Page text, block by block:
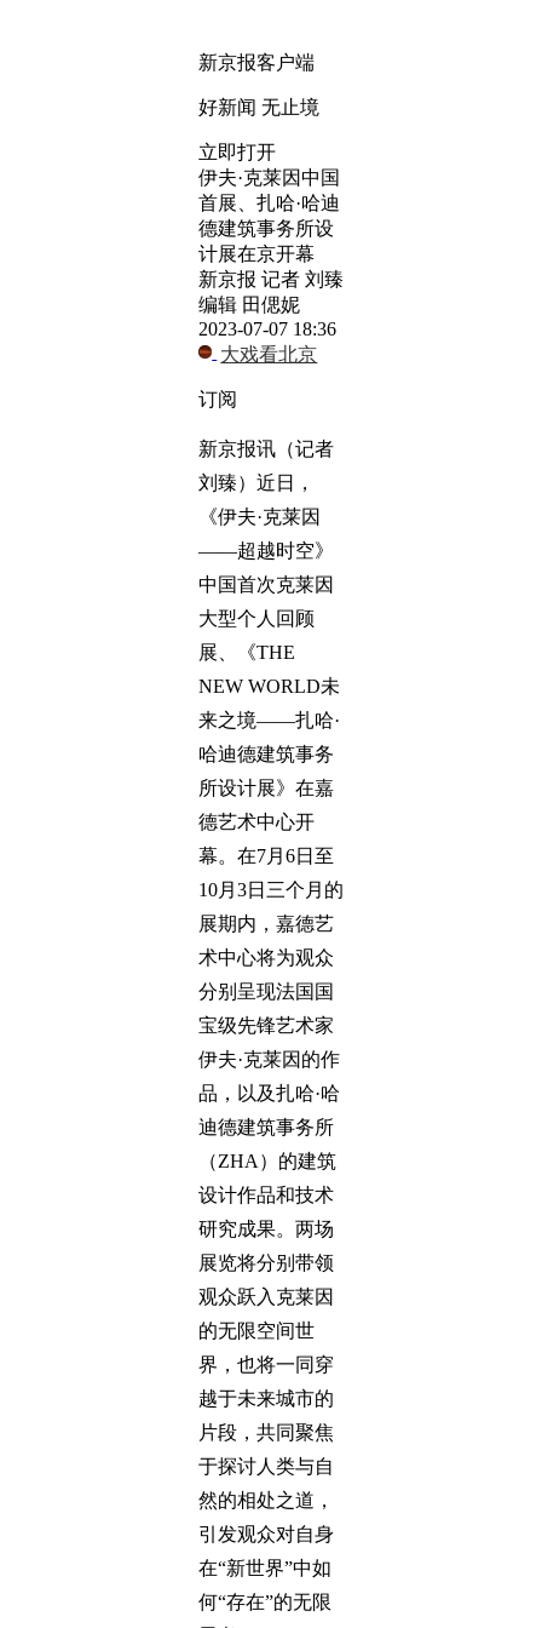
新京报客户端
好新闻 无止境
立即打开
伊夫·克莱因中国
首展、扎哈·哈迪
德建筑事务所设
计展在京开幕
新京报 记者 刘臻
编辑 田偲妮
2023-07-07 18:36
大戏看北京
订阅
新京报讯（记者
刘臻）近日，
《伊夫·克莱因
——超越时空》
中国首次克莱因
大型个人回顾
展、《THE
NEW WORLD未
来之境——扎哈·
哈迪德建筑事务
所设计展》在嘉
德艺术中心开
幕。在7月6日至
10月3日三个月的
展期内，嘉德艺
术中心将为观众
分别呈现法国国
宝级先锋艺术家
伊夫·克莱因的作
品，以及扎哈·哈
迪德建筑事务所
（ZHA）的建筑
设计作品和技术
研究成果。两场
展览将分别带领
观众跃入克莱因
的无限空间世
界，也将一同穿
越于未来城市的
片段，共同聚焦
于探讨人类与自
然的相处之道，
引发观众对自身
在“新世界”中如
何“存在”的无限